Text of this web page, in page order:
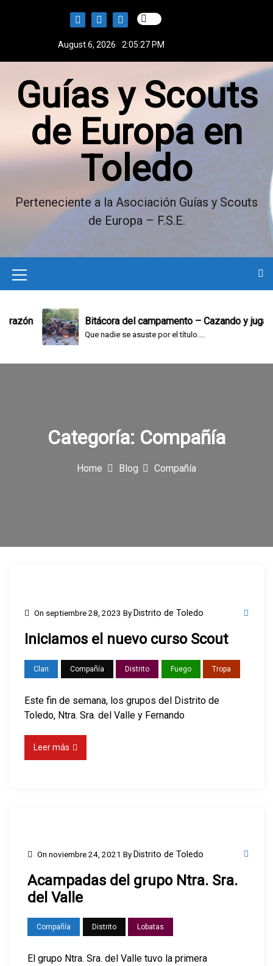
t
August 6, 2026 2:05:27 PM
Guías y Scouts
de Europa en
Toledo
Perteneciente a la Asociación Guías y Scouts
de Europa – F.S.E.
M
n
I
Bitácora del campamento – Cazando y jugando
Que nadie se asuste por el título....
Categoría: Compañía
Home Blog Compañía
On septiembre 28, 2023 By Distrito de Toledo
Iniciamos el nuevo curso Scout
Clan Compañía Distrito Fuego Tropa
Este fin de semana, los grupos del Distrito de
Toledo, Ntra. Sra. del Valle y Fernando
Leer más
On noviembre 24, 2021 ByDistrito de Toledo
Acampadas del grupo Ntra. Sra.
del Valle
Compañía Distrito Lobatas
El grupo Ntra. Sra. del Valle tuvo la primera
i